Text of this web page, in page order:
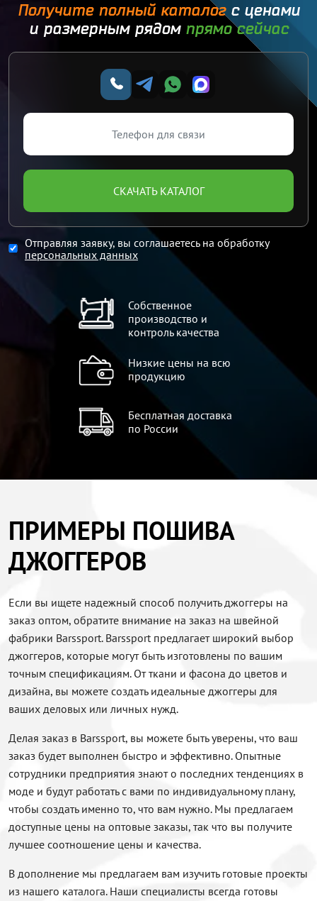
Получите полный каталогс ценами
и размерным рядом прямо сейчас
СКАЧАТЬ КАТАЛОГ
Отправляя заявку, вы соглашаетесь на обработку
персональных данных
Собственное
производство и
контроль качества
Низкие цены на всю
продукцию
Бесплатная доставка
по России
ПРИМЕРЫ ПОШИВА
ДЖОГГЕРОВ
Если вы ищете надежный способ получить джоггеры на
заказ оптом, обратите внимание на заказ на швейной
фабрики Barssport. Barssport предлагает широкий выбор
джоггеров, которые могут быть изготовлены по вашим
точным спецификациям. От ткани и фасона до цветов и
дизайна, вы можете создать идеальные джоггеры для
ваших деловых или личных нужд.
Делая заказ в Barssport, вы можете быть уверены, что ваш
заказ будет выполнен быстро и эффективно. Опытные
сотрудники предприятия знают о последних тенденциях в
моде и будут работать с вами по индивидуальному плану,
чтобы создать именно то, что вам нужно. Мы предлагаем
доступные цены на оптовые заказы, так что вы получите
лучшее соотношение цены и качества.
В дополнение мы предлагаем вам изучить готовые проекты
из нашего каталога. Наши специалисты всегда готовы